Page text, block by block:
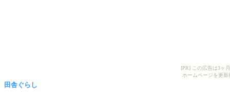
[PR] この広告は3ヶ
ホームページを更
田舎ぐらし